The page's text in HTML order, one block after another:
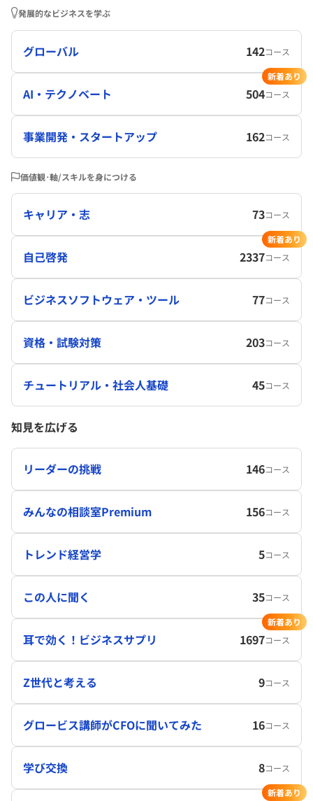
発展的なビジネスを学ぶ
グローバル 142コース
AI・テクノベート 504コース
新着あり
事業開発・スタートアップ 162コース
価値観･軸/スキルを身につける
キャリア・志 73コース
自己啓発 2337コース
新着あり
ビジネスソフトウェア・ツール 77コース
資格・試験対策 203コース
チュートリアル・社会人基礎 45コース
知見を広げる
リーダーの挑戦 146コース
みんなの相談室Premium 156コース
トレンド経営学 5コース
この人に聞く 35コース
耳で効く！ビジネスサプリ 1697コース
新着あり
Z世代と考える 9コース
グロービス講師がCFOに聞いてみた 16コース
学び交換 8コース
新着あり